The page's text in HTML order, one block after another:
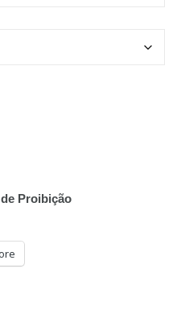
Proibição